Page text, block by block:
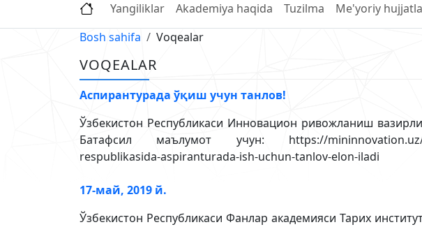
Yangiliklar Akademiya haqida Tuzilma Me'yoriy
Bosh sahifa
Voqealar
VOQEALAR
Аспирантурада ўқиш учун танлов!
Ўзбекистон Республикаси Инновацион ривожланиш
Батафсил маълумот учун: https://mininnovation.uz/uz/
respublikasida-aspiranturada-ish-uchun-tanlov-elon-iladi
17-май, 2019 й.
Ўзбекистон Республикаси Фанлар академияси Тарих